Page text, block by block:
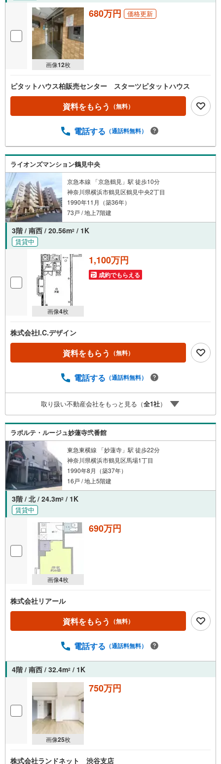
画像12枚
680万円 価格更新
ピタットハウス柏販売センター スターツピタットハウス
資料をもらう （無料）
電話する （通話料無料）
ライオンズマンション鶴見中央
京急本線 「京急鶴見」駅 徒歩10分
神奈川県横浜市鶴見区鶴見中央2丁目
1990年11月（築36年）
73戸 / 地上7階建
3階 / 南西 / 20.56m2 / 1K
賃貸中
画像4枚
1,100万円
成約でもらえる
株式会社I.C.デザイン
資料をもらう （無料）
電話する （通話料無料）
取り扱い不動産会社をもっと見る（全1社）
ラポルテ・ルージュ妙蓮寺弐番館
東急東横線 「妙蓮寺」駅 徒歩22分
神奈川県横浜市鶴見区馬場1丁目
1990年8月（築37年）
16戸 / 地上5階建
3階 / 北 / 24.3m2 / 1K
賃貸中
画像4枚
690万円
株式会社リアール
資料をもらう （無料）
電話する （通話料無料）
4階 / 南西 / 32.4m2 / 1K
画像25枚
750万円
株式会社ランドネット 渋谷支店